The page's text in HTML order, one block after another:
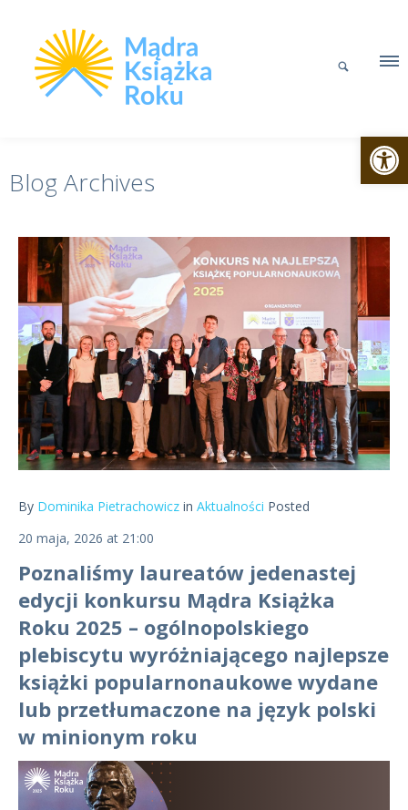
Otwórz
Blog Archives
By Dominika Pietrachowicz in Aktualności Posted
20 maja, 2026 at 21:00
Poznaliśmy laureatów jedenastej
edycji konkursu Mądra Książka
Roku 2025 – ogólnopolskiego
plebiscytu wyróżniającego najlepsze
książki popularnonaukowe wydane
lub przetłumaczone na język polski
w minionym roku